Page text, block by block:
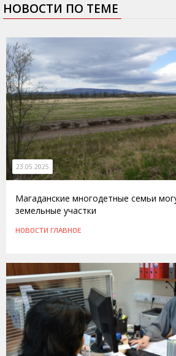
НОВОСТИ ПО ТЕМЕ
23.05.2025
Магаданские многодетные семьи
земельные участки
НОВОСТИ ГЛАВНОЕ